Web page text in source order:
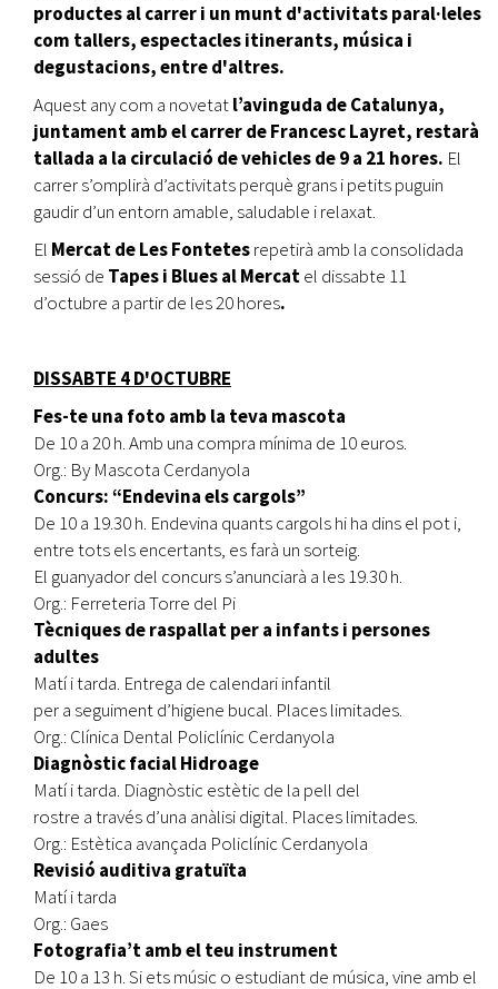
productes al carrer i un munt d'activitats paral·leles
com tallers, espectacles itinerants, música i
degustacions, entre d'altres.
Aquest any com a novetatl’avinguda de Catalunya,
juntament amb el carrer de Francesc Layret, restarà
tallada a la circulació de vehicles de 9 a 21 hores. El
carrer s’omplirà d’activitats perquè grans i petits puguin
gaudir d’un entorn amable, saludable i relaxat.
El Mercat de Les Fontetesrepetirà amb la consolidada
sessió de Tapes i Blues al Mercatel dissabte 11
d’octubre a partir de les 20 hores.
DISSABTE 4 D'OCTUBRE
Fes-te una foto amb la teva mascota
De 10 a 20 h. Amb una compra mínima de 10 euros.
Org.: By Mascota Cerdanyola
Concurs: “Endevina els cargols”
De 10 a 19.30 h. Endevina quants cargols hi ha dins el pot i,
entre tots els encertants, es farà un sorteig.
El guanyador del concurs s’anunciarà a les 19.30 h.
Org.: Ferreteria Torre del Pi
Tècniques de raspallat per a infants i persones
adultes
Matí i tarda. Entrega de calendari infantil
per a seguiment d’higiene bucal. Places limitades.
Org.: Clínica Dental Policlínic Cerdanyola
Diagnòstic facial Hidroage
Matí i tarda. Diagnòstic estètic de la pell del
rostre a través d’una anàlisi digital. Places limitades.
Org.: Estètica avançada Policlínic Cerdanyola
Revisió auditiva gratuïta
Matí i tarda
Org.: Gaes
Fotografia’t amb el teu instrument
De 10 a 13 h. Si ets músic o estudiant de música, vine amb el